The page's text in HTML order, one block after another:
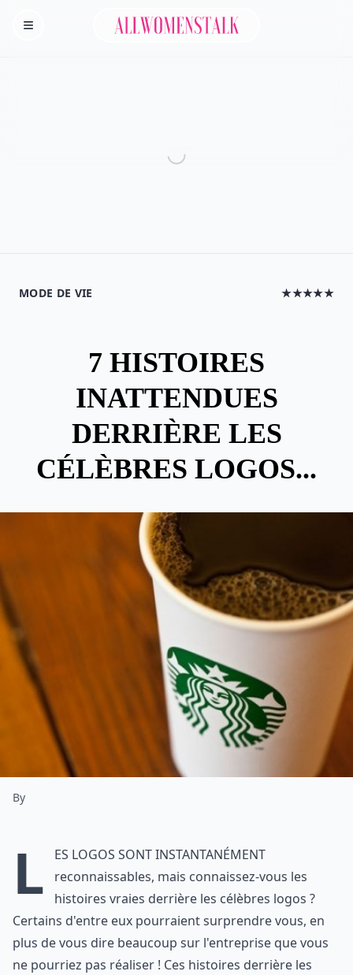
Homepage
Allwomenstalk
MODE DE VIE ★★★★★
7 HISTOIRES
INATTENDUES
DERRIÈRE LES
CÉLÈBRES LOGOS...
By
L
es logos sont instantanément
reconnaissables, mais connaissez-vous les
histoires vraies derrière les célèbres logos ?
Certains d'entre eux pourraient surprendre vous, en
plus de vous dire beaucoup sur l'entreprise que vous
ne pourriez pas réaliser ! Ces histoires derrière les